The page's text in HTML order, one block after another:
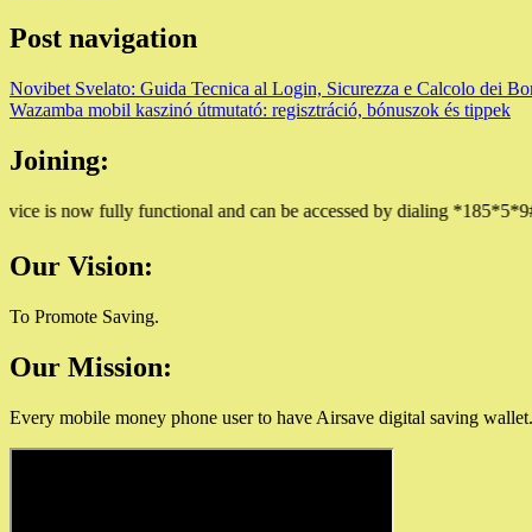
Post navigation
Novibet Svelato: Guida Tecnica al Login, Sicurezza e Calcolo dei
Wazamba mobil kaszinó útmutató: regisztráció, bónuszok és tippek
Joining:
fully functional and can be accessed by dialing *185*5*9#
Our Vision:
To Promote Saving.
Our Mission:
Every mobile money phone user to have Airsave digital saving wallet.